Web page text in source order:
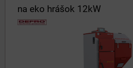
na eko hrášok 12kW